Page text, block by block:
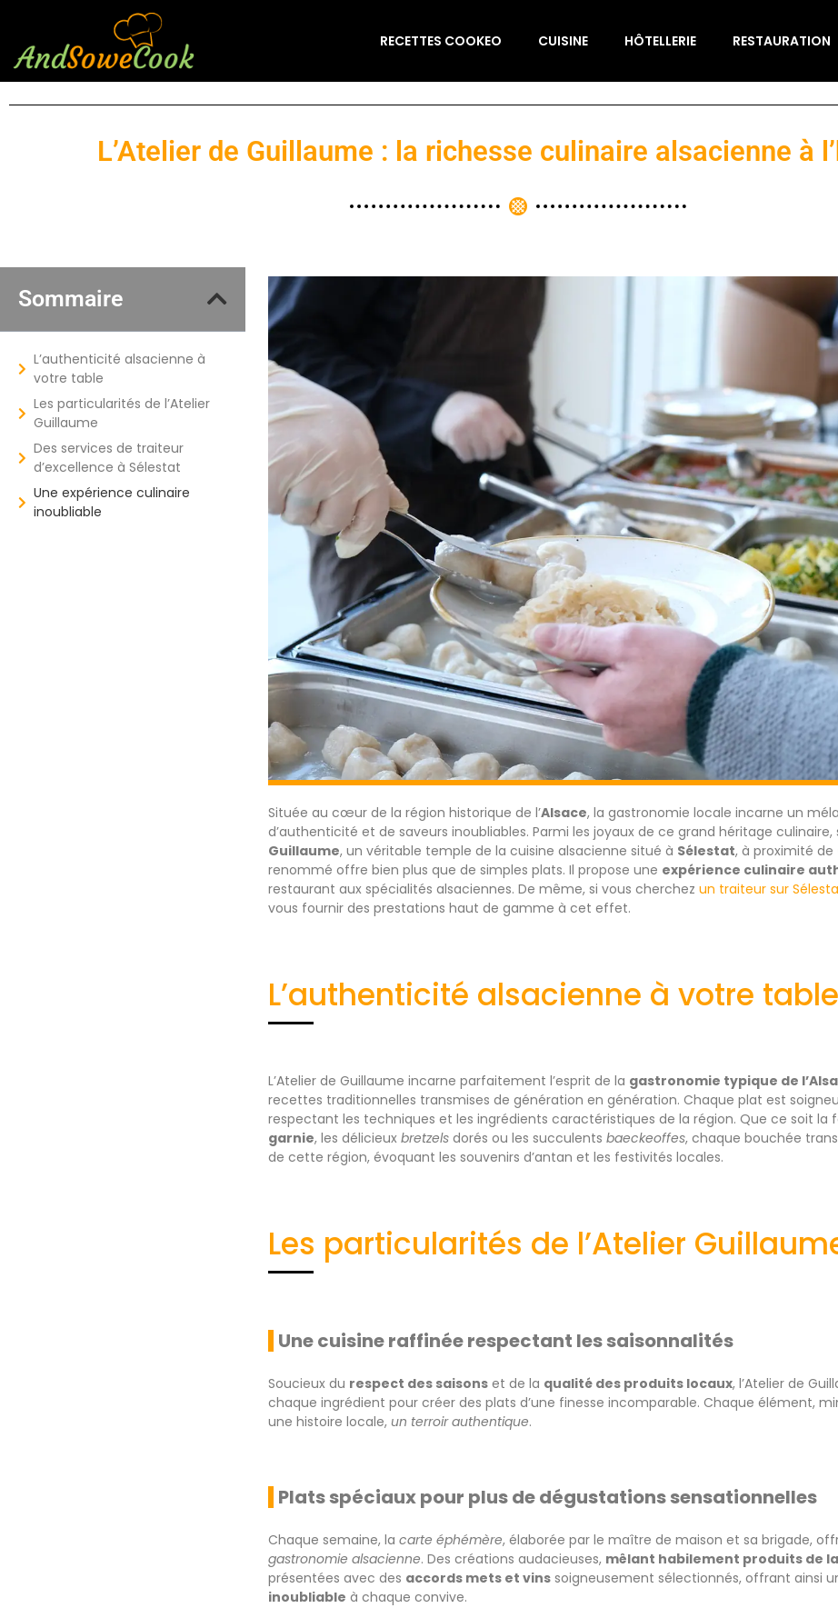
RECETTES COOKEO CUISINE HÔTELLERIE RESTAURATION
L’Atelier de Guillaume : la richesse culinaire alsacienne à
Sommaire
L’authenticité alsacienne à
votre table
Les particularités de l’Atelier
Guillaume
Des services de traiteur
d’excellence à Sélestat
Une expérience culinaire
inoubliable
Située au cœur de la région historique de l’Alsace, la gastronomie locale incarne un
d’authenticité et de saveurs inoubliables. Parmi les joyaux de ce grand héritage culinaire,
Guillaume, un véritable temple de la cuisine alsacienne situé à Sélestat, à proximité de
renommé offre bien plus que de simples plats. Il propose une expérience culinaire
restaurant aux spécialités alsaciennes. De même, si vous cherchez un traiteur sur
vous fournir des prestations haut de gamme à cet effet.
L’authenticité alsacienne à votre table
L’Atelier de Guillaume incarne parfaitement l’esprit de la gastronomie typique de
recettes traditionnelles transmises de génération en génération. Chaque plat est
respectant les techniques et les ingrédients caractéristiques de la région. Que ce soit la
garnie, les délicieux bretzels dorés ou les succulents baeckeoffes, chaque bouchée
de cette région, évoquant les souvenirs d’antan et les festivités locales.
Les particularités de l’Atelier
Une cuisine raffinée respectant les saisonnalités
Soucieux du respect des saisons et de la qualité des produits locaux, l’Atelier de
chaque ingrédient pour créer des plats d’une finesse incomparable. Chaque élément,
une histoire locale, un terroir authentique.
Plats spéciaux pour plus de dégustations sensationnelles
Chaque semaine, la carte éphémère, élaborée par le maître de maison et sa brigade,
gastronomie alsacienne. Des créations audacieuses, mêlant habilement produits de
présentées avec des accords mets et vins soigneusement sélectionnés, offrant ainsi
inoubliable à chaque convive.